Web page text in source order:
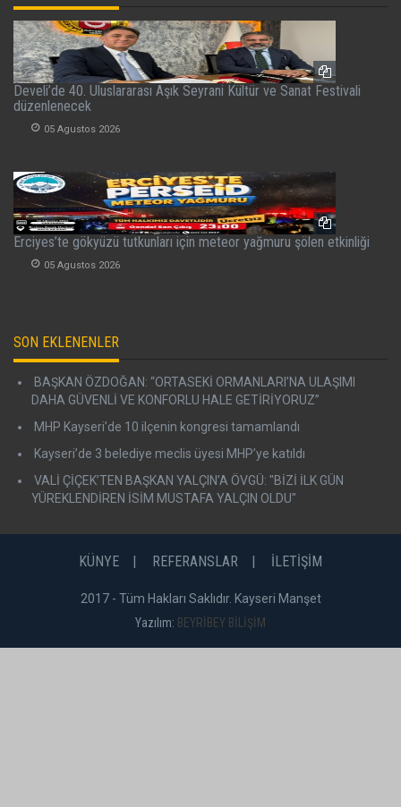
Develi’de 40. Uluslararası Aşık Seyrani Kültür ve Sanat Festivali
düzenlenecek
05 Agustos 2026
Erciyes’te gökyüzü tutkunları için meteor yağmuru şölen etkinliği
05 Agustos 2026
SON EKLENENLER
BAŞKAN ÖZDOĞAN: “ORTASEKİ ORMANLARI’NA ULAŞIMI
DAHA GÜVENLİ VE KONFORLU HALE GETİRİYORUZ”
MHP Kayseri’de 10 ilçenin kongresi tamamlandı
Kayseri’de 3 belediye meclis üyesi MHP’ye katıldı
VALİ ÇİÇEK’TEN BAŞKAN YALÇIN’A ÖVGÜ: "BİZİ İLK GÜN
YÜREKLENDİREN İSİM MUSTAFA YALÇIN OLDU"
KÜNYE REFERANSLAR İLETİŞİM
2017 - Tüm Hakları Saklıdır. Kayseri Manşet
Yazılım: BEYRİBEY BİLİŞİM